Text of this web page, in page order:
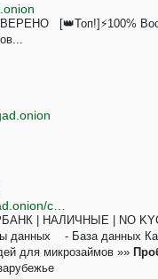
[👑Топ!]⚡100%
| НАЛИЧНЫЕ | NO
данных - База данных
для микрозаймов »»